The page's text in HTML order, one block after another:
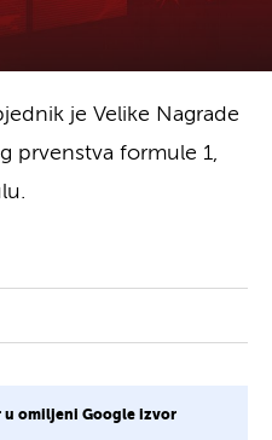
je Velike Nagrade
prvenstva formule 1,
u omiljeni Google izvor